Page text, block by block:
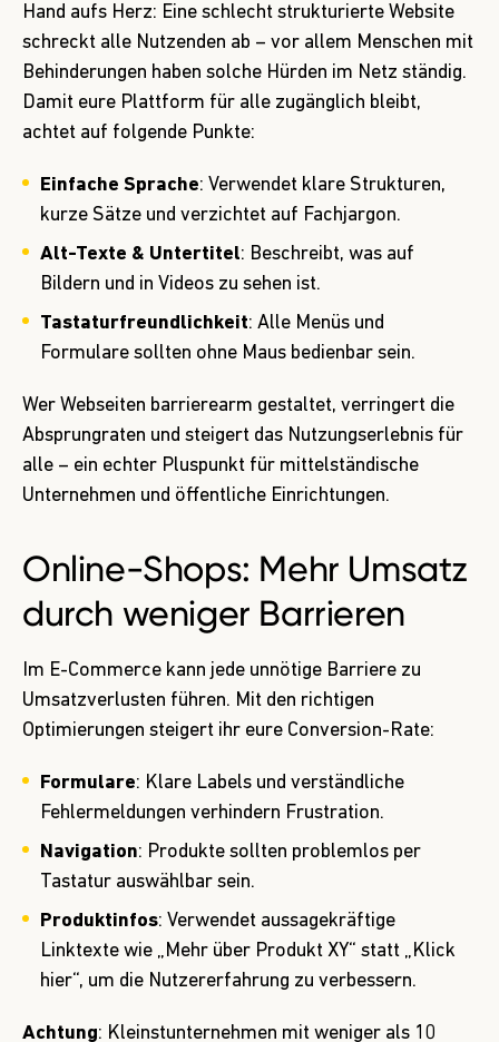
Hand aufs Herz: Eine schlecht strukturierte Website
schreckt alle Nutzenden ab – vor allem Menschen mit
Behinderungen haben solche Hürden im Netz ständig.
Damit eure Plattform für alle zugänglich bleibt,
achtet auf folgende Punkte:
Einfache Sprache: Verwendet klare Strukturen,
kurze Sätze und verzichtet auf Fachjargon.
Alt-Texte & Untertitel: Beschreibt, was auf
Bildern und in Videos zu sehen ist.
Tastaturfreundlichkeit: Alle Menüs und
Formulare sollten ohne Maus bedienbar sein.
Wer Webseiten barrierearm gestaltet, verringert die
Absprungraten und steigert das Nutzungserlebnis für
alle – ein echter Pluspunkt für mittelständische
Unternehmen und öffentliche Einrichtungen.
Online-Shops: Mehr Umsatz
durch weniger Barrieren
Im E-Commerce kann jede unnötige Barriere zu
Umsatzverlusten führen. Mit den richtigen
Optimierungen steigert ihr eure Conversion-Rate:
Formulare: Klare Labels und verständliche
Fehlermeldungen verhindern Frustration.
Navigation: Produkte sollten problemlos per
Tastatur auswählbar sein.
Produktinfos: Verwendet aussagekräftige
Linktexte wie „Mehr über Produkt XY“ statt „Klick
hier“, um die Nutzererfahrung zu verbessern.
Achtung: Kleinstunternehmen mit weniger als 10